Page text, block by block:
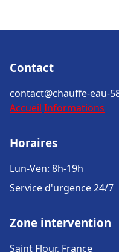
Contact
contact@chauffe-eau-
Accueil Informations
Horaires
Lun-Ven: 8h-19h
Service d'urgence 24/7
Zone intervention
Saint Flour, France